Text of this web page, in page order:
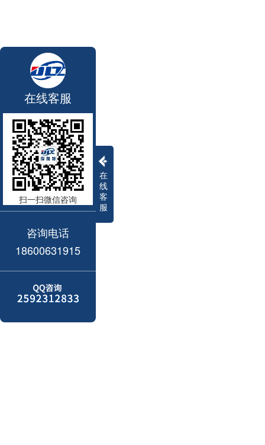
在
线
客
服
在线客服
扫一扫微信咨询
咨询电话
18600631915